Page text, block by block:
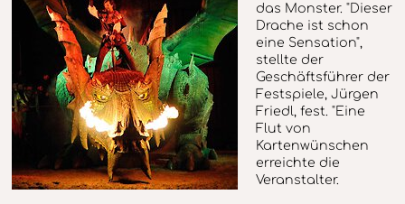
das Monster. "Dieser
Drache ist schon
eine Sensation",
stellte der
Geschäftsführer der
Festspiele, Jürgen
Friedl, fest. "Eine
Flut von
Kartenwünschen
erreichte die
Veranstalter.